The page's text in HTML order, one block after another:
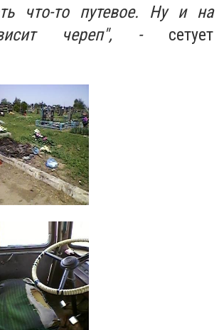
что-то путевое. Ну и на
череп", -сетует